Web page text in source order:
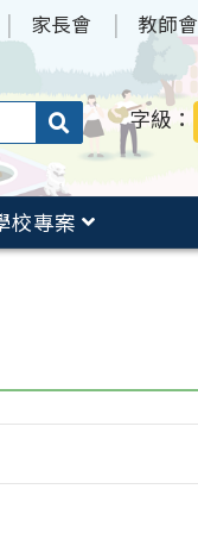
家長會 教師會
搜
送出 字級：
校專案